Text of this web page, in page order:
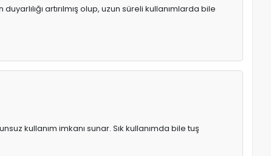
artırılmış olup, uzun süreli kullanımlarda bile
kullanım imkanı sunar. Sık kullanımda bile tuş